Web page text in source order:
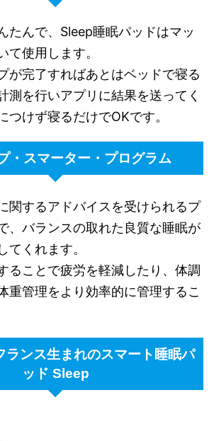
たんで、Sleep睡眠パッドはマッ
て使用します。
が完了すればあとはベッドで寝る
測を行いアプリに結果を送ってく
つけず寝るだけでOKです。
・スマーター・プログラム
関するアドバイスを受けられるプ
、バランスの取れた良質な睡眠が
てくれます。
ることで疲労を軽減したり、体調
重管理をより効率的に管理するこ
ンス生まれのスマート睡眠パ
ッド Sleep